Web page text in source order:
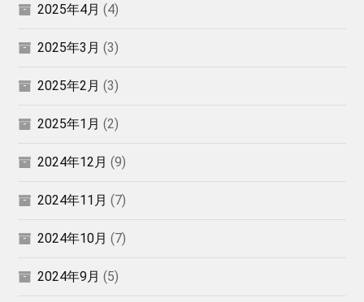
2025年4月 (4)
2025年3月 (3)
2025年2月 (3)
2025年1月 (2)
2024年12月 (9)
2024年11月 (7)
2024年10月 (7)
2024年9月 (5)